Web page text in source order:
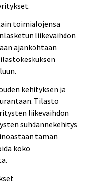
toimialojensa
liikevaihdon
ajankohtaan
kehityksen ja
Tilasto
liikevaihdon
suhdannekehitys
tämän
koko